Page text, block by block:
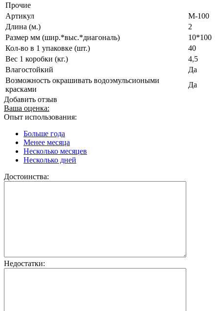
Прочие
Артикул
M-100
Длина (м.)
2
Размер мм (шир.*выс.*диагональ)
10*100
Кол-во в 1 упаковке (шт.)
40
Вес 1 коробки (кг.)
4,5
Влагостойкий
Да
Возможность окрашивать водоэмульсиоными
красками
Да
Добавить отзыв
Ваша оценка:
Опыт использования:
Больше года
Менее месяца
Несколько месяцев
Несколько дней
Достоинства:
Недостатки: